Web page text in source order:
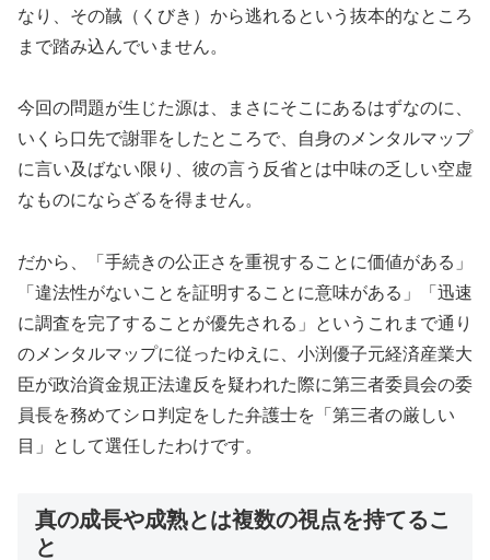
なり、その馘（くびき）から逃れるという抜本的なところ
まで踏み込んでいません。
今回の問題が生じた源は、まさにそこにあるはずなのに、
いくら口先で謝罪をしたところで、自身のメンタルマップ
に言い及ばない限り、彼の言う反省とは中味の乏しい空虚
なものにならざるを得ません。
だから、「手続きの公正さを重視することに価値がある」
「違法性がないことを証明することに意味がある」「迅速
に調査を完了することが優先される」というこれまで通り
のメンタルマップに従ったゆえに、小渕優子元経済産業大
臣が政治資金規正法違反を疑われた際に第三者委員会の委
員長を務めてシロ判定をした弁護士を「第三者の厳しい
目」として選任したわけです。
真の成長や成熟とは複数の視点を持てるこ
と